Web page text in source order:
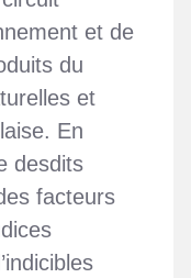
et de
du
et
En
desdits
facteurs